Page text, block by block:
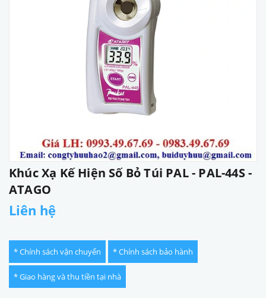
Khúc Xạ Kế Hiện Số Bỏ Túi PAL - PAL-44S -
ATAGO
Liên hệ
* Chính sách vận chuyển * Chính sách bảo hành
* Giao hàng và thu tiền tại nhà